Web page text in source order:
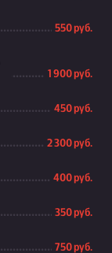
550 руб.
1 900 руб.
450 руб.
2 300 руб.
400 руб.
350 руб.
750 руб.